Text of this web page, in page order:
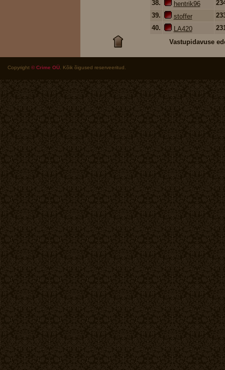
38.
hentrik96
39.
stoffer
40.
LA420
Vastupidavuse
Copyright © Crime OÜ . Kõik õigused reserveeritud.